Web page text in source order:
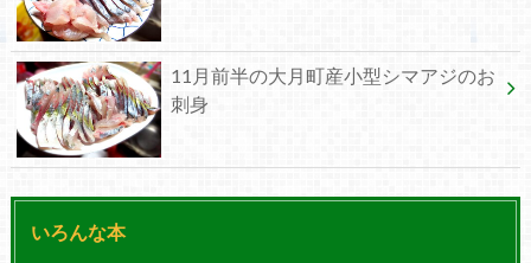
11月前半の大月町産小型シマアジのお
刺身
いろんな本